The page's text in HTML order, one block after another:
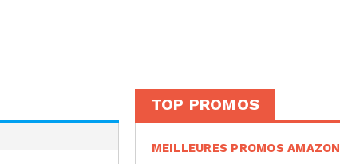
TOP PROMOS
MEILLEURES PROMOS AMAZON